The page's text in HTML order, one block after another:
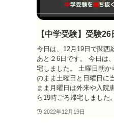
【中学受験】受験
今日は、12月19日で関西
あと２6日です。 今日は
宅しました。 土曜日朝か
のまま土曜日と日曜日に
まま月曜日は外来や入院
ら19時ごろ帰宅しました
2022年12月19日